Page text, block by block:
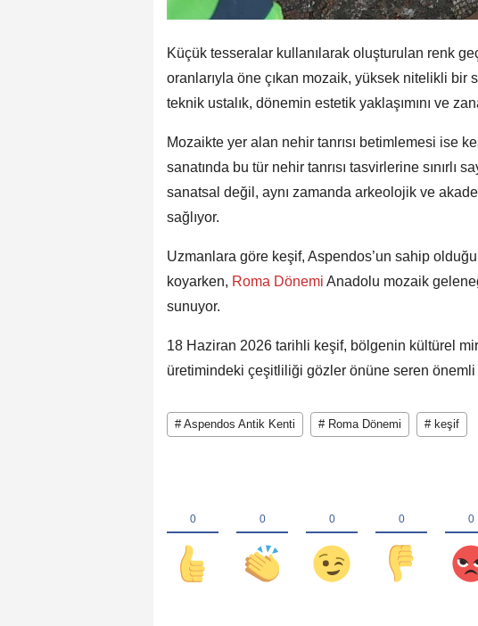
Küçük tesseralar kullanılarak oluşturulan renk
oranlarıyla öne çıkan mozaik, yüksek nitelikli bir
teknik ustalık, dönemin estetik yaklaşımını ve
Mozaikte yer alan nehir tanrısı betimlemesi ise
sanatında bu tür nehir tanrısı tasvirlerine sınırlı
sanatsal değil, aynı zamanda arkeolojik ve
sağlıyor.
Uzmanlara göre keşif, Aspendos’un sahip
koyarken, Roma Dönemi Anadolu mozaik
sunuyor.
18 Haziran 2026 tarihli keşif, bölgenin kültürel
üretimindeki çeşitliliği gözler önüne seren
# Aspendos Antik Kenti # Roma Dönemi # keşif